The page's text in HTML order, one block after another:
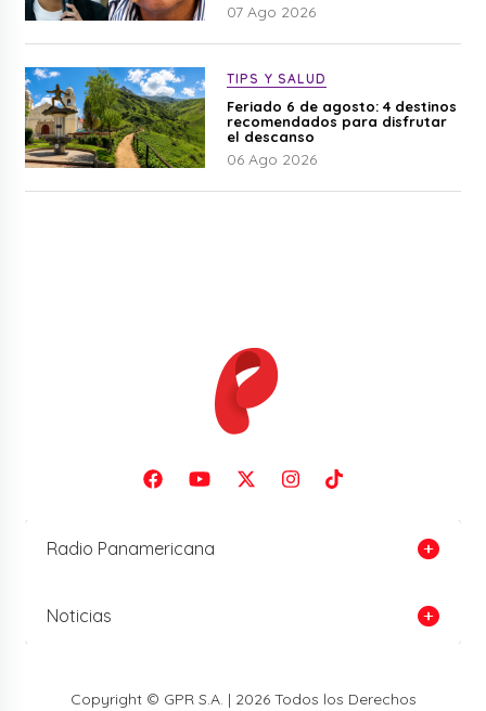
07 Ago 2026
TIPS Y SALUD
Feriado 6 de agosto: 4 destinos
recomendados para disfrutar
el descanso
06 Ago 2026
Radio Panamericana
Noticias
Copyright © GPR S.A. | 2026 Todos los Derechos